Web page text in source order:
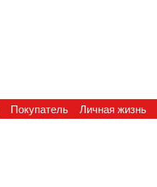
Покупатель Личная жизнь